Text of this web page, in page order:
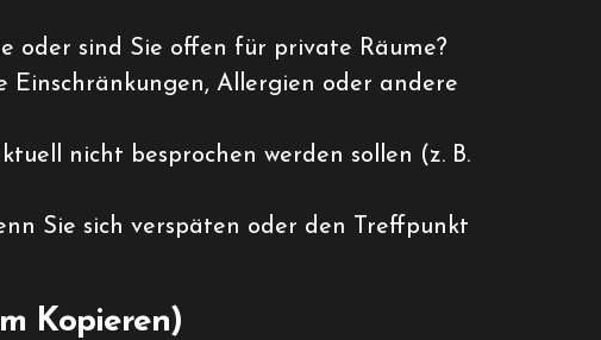
oder sind Sie offen für private Räume?
Einschränkungen, Allergien oder andere
nicht besprochen werden sollen (z. B.
Sie sich verspäten oder den Treffpunkt
Kopieren)